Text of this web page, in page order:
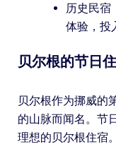
历史民宿
体验，投
贝尔根的节日
贝尔根作为挪威的
的山脉而闻名。节
理想的贝尔根住宿